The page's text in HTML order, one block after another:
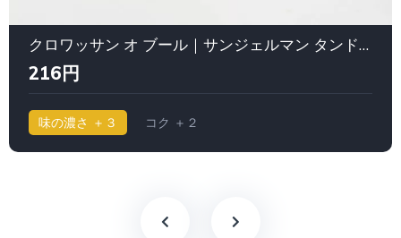
クロワッサン オ ブール｜サンジェルマン タンドレス
216円
味の濃さ ＋３ コク ＋２